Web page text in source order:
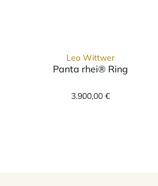
Leo Wittwer
Panta rhei® Ring
3.900,00 €